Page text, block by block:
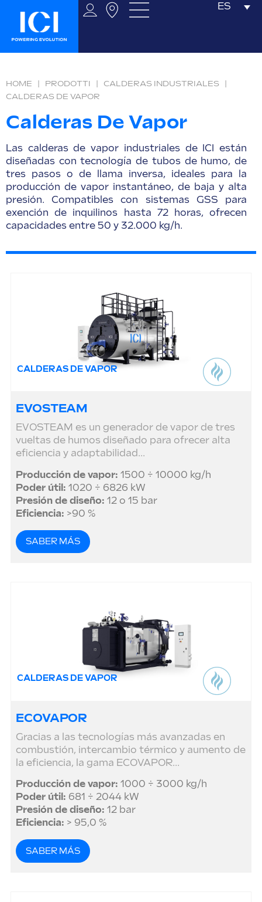
ES
HOME PRODOTTI CALDERAS INDUSTRIALES
CALDERAS DE VAPOR
Calderas De Vapor
Las calderas de vapor industriales de ICI están
diseñadas con tecnología de tubos de humo, de
tres pasos o de llama inversa, ideales para la
producción de vapor instantáneo, de baja y alta
presión. Compatibles con sistemas GSS para
exención de inquilinos hasta 72 horas, ofrecen
capacidades entre 50 y 32.000 kg/h.
CALDERAS DE VAPOR
EVOSTEAM
EVOSTEAM es un generador de vapor de tres
vueltas de humos diseñado para ofrecer alta
eficiencia y adaptabilidad...
Producción de vapor: 1500 ÷ 10000 kg/h
Poder útil: 1020 ÷ 6826 kW
Presión de diseño: 12 o 15 bar
Eficiencia: >90 %
SABER MÁS
CALDERAS DE VAPOR
ECOVAPOR
Gracias a las tecnologías más avanzadas en
combustión, intercambio térmico y aumento de
la eficiencia, la gama ECOVAPOR...
Producción de vapor: 1000 ÷ 3000 kg/h
Poder útil: 681 ÷ 2044 kW
Presión de diseño: 12 bar
Eficiencia: > 95,0 %
SABER MÁS